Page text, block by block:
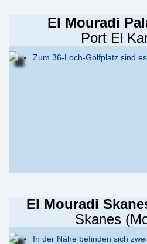
El Mouradi
Port El
Zum 36-Loch-Golfplatz sind
El Mouradi
Skanes
In der Nähe befinden sich